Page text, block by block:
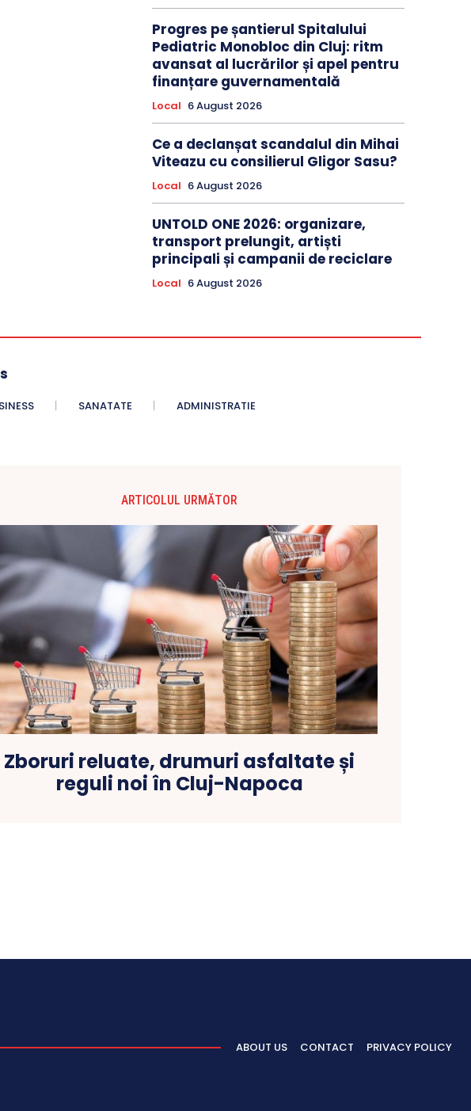
Progres pe șantierul Spitalului
Pediatric Monobloc din Cluj: ritm
avansat al lucrărilor și apel pentru
finanțare guvernamentală
Local 6 August 2026
Ce a declanșat scandalul din Mihai
Viteazu cu consilierul Gligor Sasu?
Local 6 August 2026
UNTOLD ONE 2026: organizare,
transport prelungit, artiști
principali și campanii de reciclare
Local 6 August 2026
SANATATE ADMINISTRATIE
ARTICOLUL URMĂTOR
Zboruri reluate, drumuri asfaltate și
reguli noi în Cluj-Napoca
ABOUT US CONTACT PRIVACY POLICY